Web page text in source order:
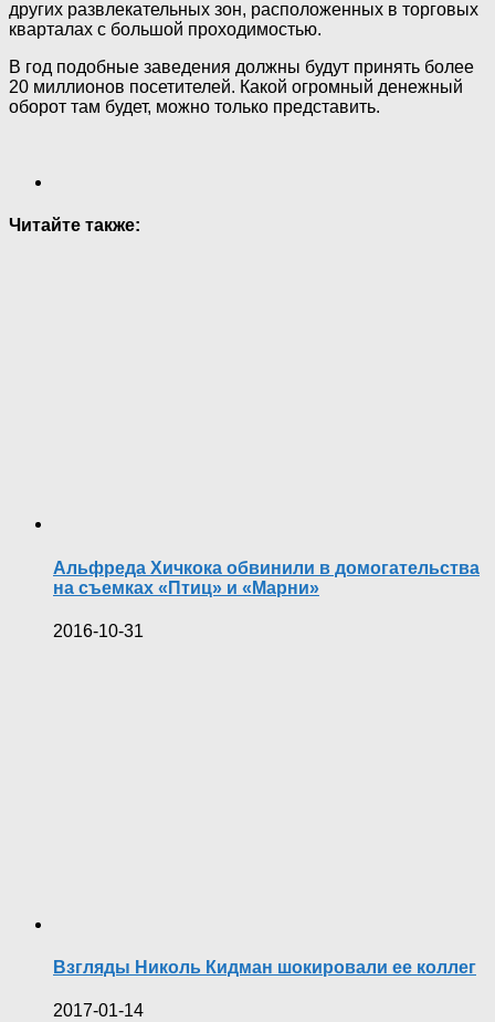
других развлекательных зон, расположенных в торговых
кварталах с большой проходимостью.
В год подобные заведения должны будут принять более
20 миллионов посетителей. Какой огромный денежный
оборот там будет, можно только представить.
Читайте также:
Альфреда Хичкока обвинили в домогательства
на съемках «Птиц» и «Марни»
2016-10-31
Взгляды Николь Кидман шокировали ее коллег
2017-01-14